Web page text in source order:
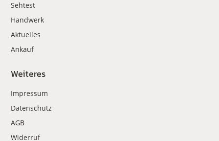
Sehtest
Handwerk
Aktuelles
Ankauf
Weiteres
Impressum
Datenschutz
AGB
Widerruf